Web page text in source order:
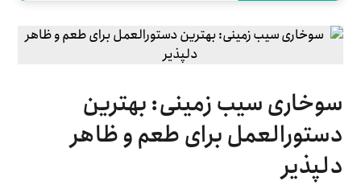
سوخاری سیب زمینی: بهترین
دستورالعمل برای طعم و ظاهر
دلپذیر